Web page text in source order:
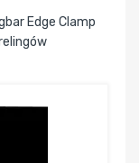
Edge Clamp